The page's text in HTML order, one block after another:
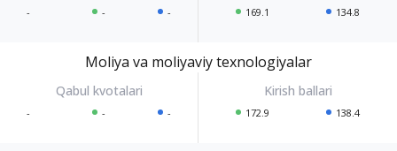
- - - 169.1 134.8
Moliya va moliyaviy texnologiyalar
- - - 172.9 138.4